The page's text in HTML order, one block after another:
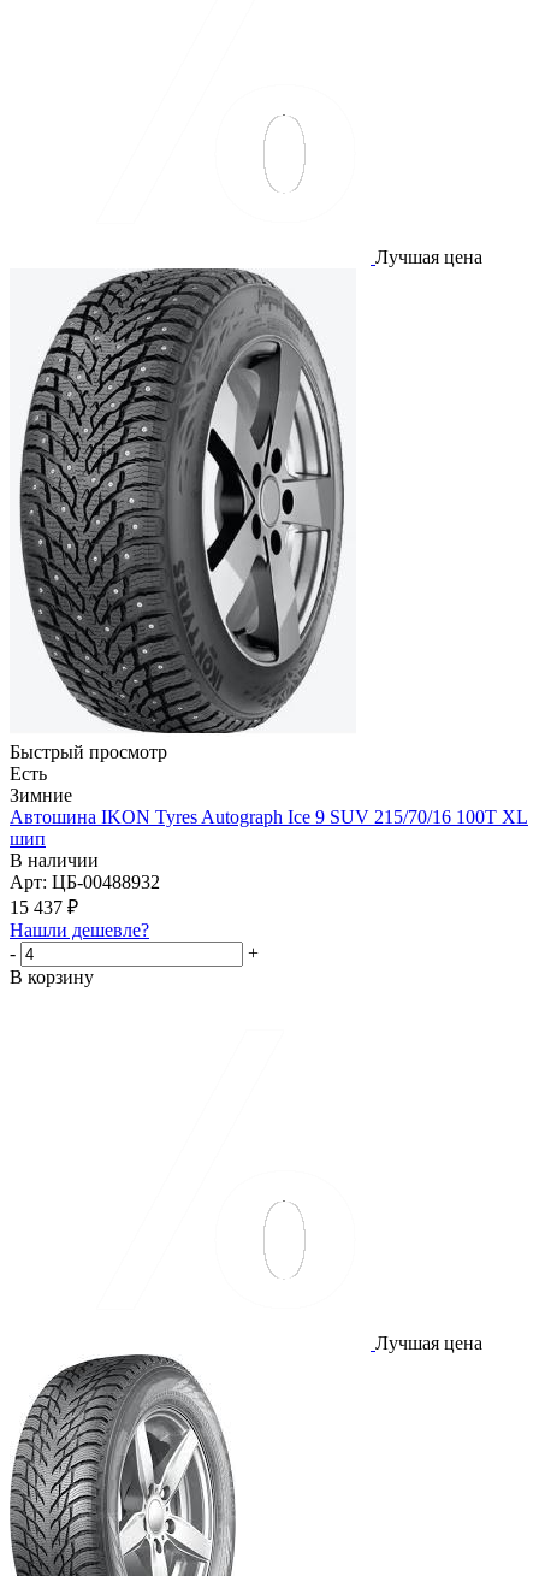
Лучшая цена
Быстрый просмотр
Есть
Зимние
Автошина IKON Tyres Autograph Ice 9 SUV 215/70/16 100T XL
шип
В наличии
Арт: ЦБ-00488932
15 437 ₽
Нашли дешевле?
-
+
В корзину
Лучшая цена